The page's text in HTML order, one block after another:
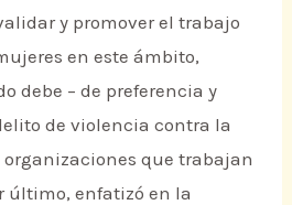
y promover el trabajo
en este ámbito,
debe – de preferencia y
de violencia contra la
organizaciones que trabajan
último, enfatizó en la